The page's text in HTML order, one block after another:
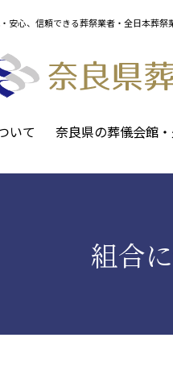
安心、信頼できる葬祭業者・全日本葬
いて 奈良県の葬儀会館
組合